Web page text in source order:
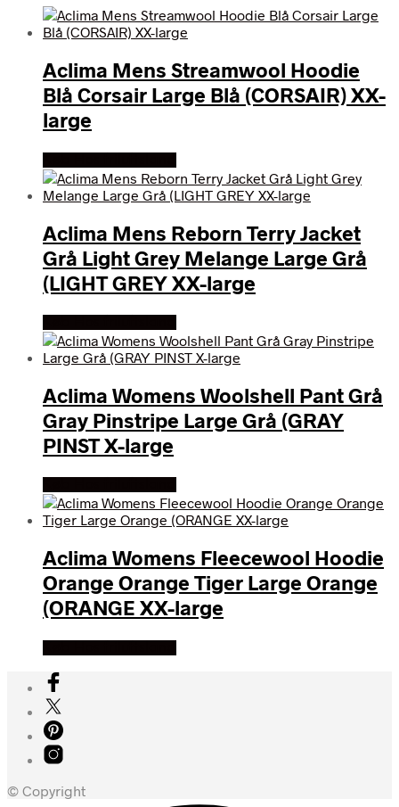
Aclima Mens Streamwool Hoodie
Blå Corsair Large Blå (CORSAIR) XX-
large
Aclima Mens Reborn Terry Jacket
Grå Light Grey Melange Large Grå
(LIGHT GREY XX-large
Aclima Womens Woolshell Pant Grå
Gray Pinstripe Large Grå (GRAY
PINST X-large
Aclima Womens Fleecewool Hoodie
Orange Orange Tiger Large Orange
(ORANGE XX-large
© Copyright